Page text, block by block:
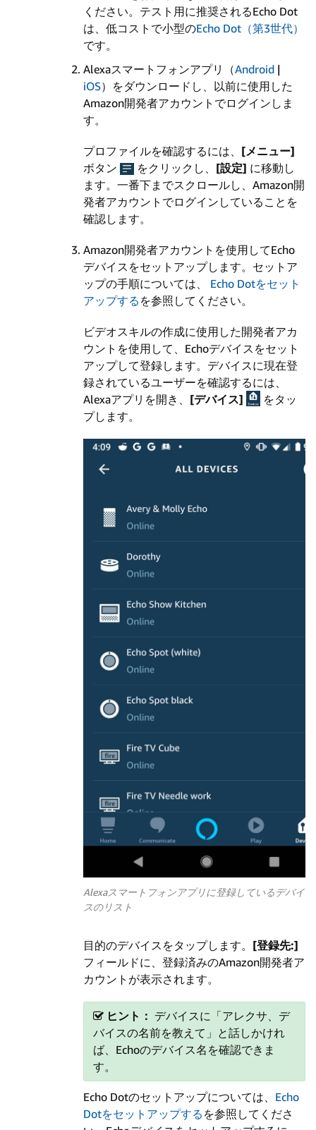
ください。テスト用に推奨されるEcho Dot
は、低コストで小型のEcho Dot（第3世代）
です。
Alexaスマートフォンアプリ（Android |
iOS）をダウンロードし、以前に使用した
Amazon開発者アカウントでログインしま
す。
プロファイルを確認するには、 [メニュー]
ボタン
をクリックし、 [設定] に移動し
ます。一番下までスクロールし、Amazon開
発者アカウントでログインしていることを
確認します。
Amazon開発者アカウントを使用してEcho
デバイスをセットアップします。セットア
ップの手順については、 Echo Dotをセット
アップする を参照してください。
ビデオスキルの作成に使用した開発者アカ
ウントを使用して、Echoデバイスをセット
アップして登録します。デバイスに現在登
録されているユーザーを確認するには、
Alexaアプリを開き、 [デバイス]
をタッ
プします。
Alexaスマートフォンアプリに登録しているデバイ
スのリスト
目的のデバイスをタップします。 [登録先:]
フィールドに、登録済みのAmazon開発者ア
カウントが表示されます。
ヒント： デバイスに「アレクサ、デ
バイスの名前を教えて」と話しかけれ
ば、Echoのデバイス名を確認できま
す。
Echo Dotのセットアップについては、 Echo
Dotをセットアップする を参照してくださ